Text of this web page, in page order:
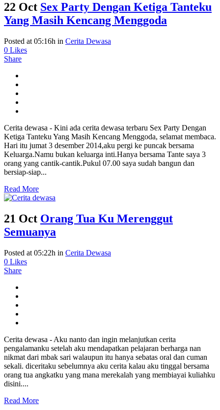
22 Oct Sex Party Dengan Ketiga Tanteku
Yang Masih Kencang Menggoda
Posted at 05:16h in Cerita Dewasa
0 Likes
Share
Cerita dewasa - Kini ada cerita dewasa terbaru Sex Party Dengan
Ketiga Tanteku Yang Masih Kencang Menggoda, selamat membaca.
Hari itu jumat 3 desember 2014,aku pergi ke puncak bersama
Keluarga.Namu bukan keluarga inti.Hanya bersama Tante saya 3
orang yang cantik-cantik.Pukul 07.00 saya sudah bangun dan
bersiap-siap...
Read More
21 Oct Orang Tua Ku Merenggut
Semuanya
Posted at 05:22h in Cerita Dewasa
0 Likes
Share
Cerita dewasa - Aku nanto dan ingin melanjutkan cerita
pengalamanku setelah aku mendapatkan pelajaran berharga nan
nikmat dari mbak sari walaupun itu hanya sebatas oral dan cuman
sekali. diceritaku sebelumnya aku cerita kalau aku tinggal bersama
orang tua angkatku yang mana merekalah yang membiayai kuliahku
disini....
Read More